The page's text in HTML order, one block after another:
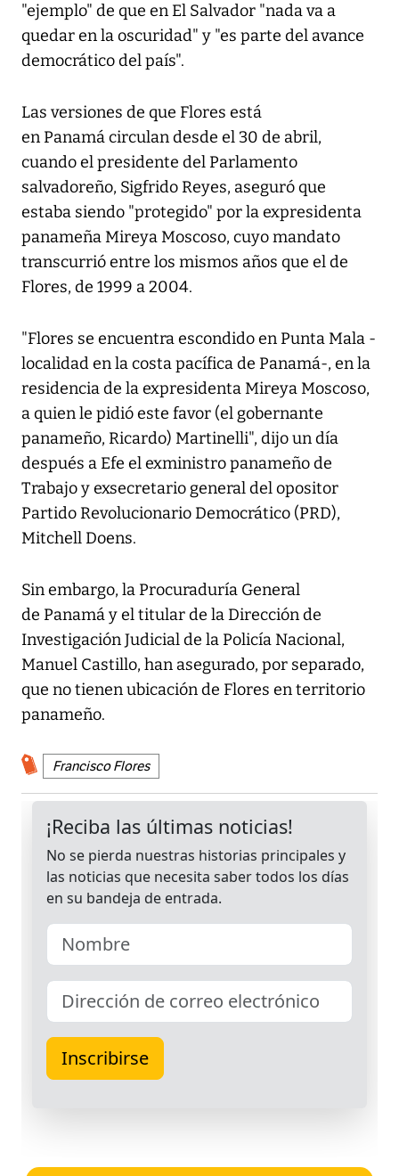
"ejemplo" de que en El Salvador "nada va a
quedar en la oscuridad" y "es parte del avance
democrático del país".
Las versiones de que Flores está
en Panamá circulan desde el 30 de abril,
cuando el presidente del Parlamento
salvadoreño, Sigfrido Reyes, aseguró que
estaba siendo "protegido" por la expresidenta
panameña Mireya Moscoso, cuyo mandato
transcurrió entre los mismos años que el de
Flores, de 1999 a 2004.
"Flores se encuentra escondido en Punta Mala -
localidad en la costa pacífica de Panamá-, en la
residencia de la expresidenta Mireya Moscoso,
a quien le pidió este favor (el gobernante
panameño, Ricardo) Martinelli", dijo un día
después a Efe el exministro panameño de
Trabajo y exsecretario general del opositor
Partido Revolucionario Democrático (PRD),
Mitchell Doens.
Sin embargo, la Procuraduría General
de Panamá y el titular de la Dirección de
Investigación Judicial de la Policía Nacional,
Manuel Castillo, han asegurado, por separado,
que no tienen ubicación de Flores en territorio
panameño.
Francisco Flores